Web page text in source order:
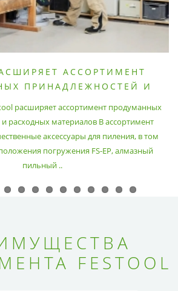
АССОРТИМЕНТ
ПРИНАДЛЕЖНОСТЕЙ И
расширяет ассортимент продуманных
расходных материалов В ассортимент
аксессуары для пиления, в том
погружения FS-EP, алмазный
пильный ..
FESTOOL